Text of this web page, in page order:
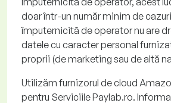
doar într-un număr minim de
împuternicită de operator nu are
datele cu caracter personal
proprii (de marketing sau de altă
Utilizăm furnizorul decloud
pentru Serviciile Paylab.ro.